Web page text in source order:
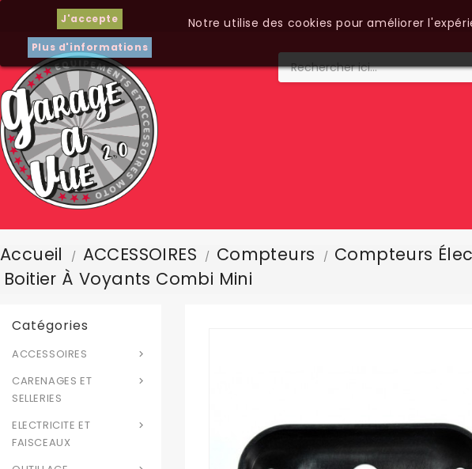
J'accepte
Plus d'informations
Notre utilise des cookies pour améliorer
Accueil ACCESSOIRES Compteurs Compteurs
Boitier À Voyants Combi Mini
Catégories

ACCESSOIRES

CARENAGES ET
SELLERIES

ELECTRICITE ET
FAISCEAUX